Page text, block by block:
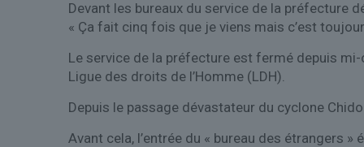
Devant les bureaux du service de la préfecture
« Ça fait cinq fois que je viens mais c’est
Le service de la préfecture est fermé depuis
Ligue des droits de l’Homme (LDH).
Depuis le passage dévastateur du cyclone
Avant cela, l’entrée du « bureau des étrangers